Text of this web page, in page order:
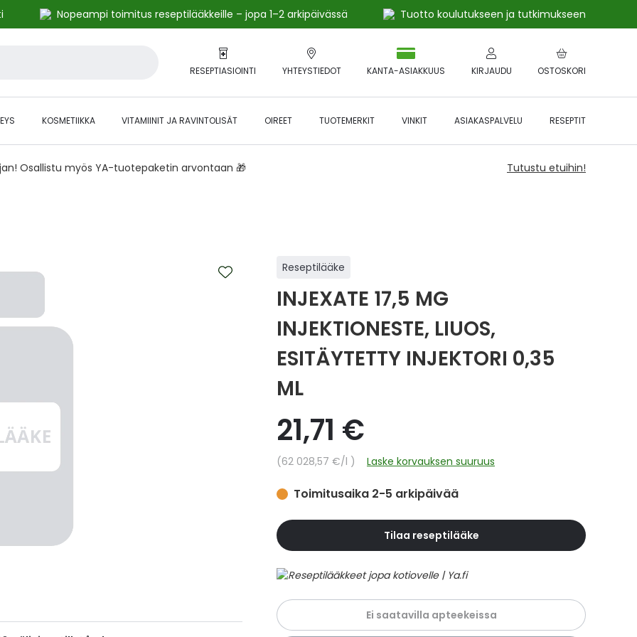
Nopeampi toimitus reseptilääkkeille – jopa 1–2 arkipäivässä
Tuotto koulutukseen ja tutkimukseen
RESEPTIASIOINTI YHTEYSTIEDOT OSTOSKORI
KANTA-ASIAKKUUS KIRJAUDU
KOSMETIIKKA VITAMIINIT JA RAVINTOLISÄT OIREET TUOTEMERKIT VINKIT ASIAKASPALVELU RESEPTIT
Osallistu myös YA-tuotepaketin arvontaan 🎁 Tutustu etuihin!
Reseptilääke
INJEXATE 17,5 MG
INJEKTIONESTE, LIUOS,
ESITÄYTETTY INJEKTORI 0,35
ML
21,71 €
Yksikköhinta
62 028,57 €/l Laske korvauksen suuruus
Toimitusaika 2-5 arkipäivää
Tilaa reseptilääke
Ei saatavilla apteekeissa